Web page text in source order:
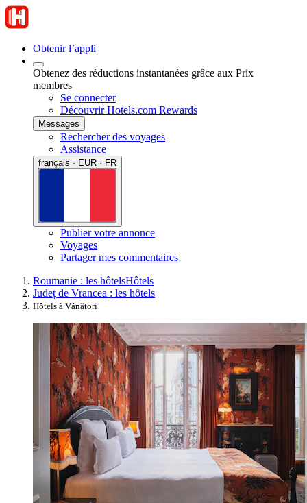
Obtenir l’appli
Obtenez des réductions instantanées grâce aux Prix
membres
Se connecter
Découvrir Hotels.com Rewards
Messages
Rechercher des voyages
Assistance
français · EUR · FR
Publier votre annonce
Voyages
Partager mes commentaires
Roumanie : les hôtelsHôtels
Județ de Vrancea : les hôtels
Hôtels à Vânători